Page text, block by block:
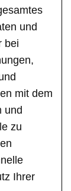
und
bei
mit dem
und
zu
Ihrer